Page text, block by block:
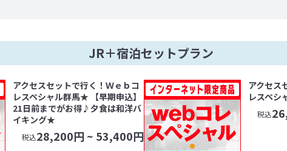
JR＋宿泊セットプラン
アクセスセットで行く！Ｗｅｂコ
レスペシャル群馬★ 【早期申込】
21日前までがお得♪夕食は和洋バ
イキング★
税込28,200円 ~ 53,400円
アクセス
レスペ
税込